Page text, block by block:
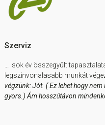
Szerviz
… sok év összegyűlt
legszínvonalasabb munkát
végzünk: Jót. ( Ez lehet hogy
gyors.) Ám hosszútávon